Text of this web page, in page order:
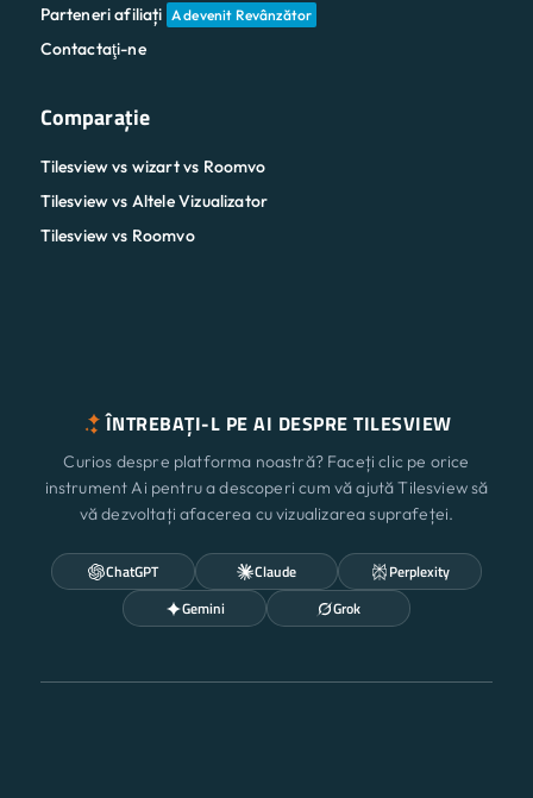
Parteneri afiliați A devenit Revânzător
Contactaţi-ne
Comparaţie
Tilesview vs wizart vs Roomvo
Tilesview vs Altele Vizualizator
Tilesview vs Roomvo
ÎNTREBAȚI-L PE AI DESPRE TILESVIEW
Curios despre platforma noastră? Faceți clic pe orice
instrument Ai pentru a descoperi cum vă ajută Tilesview să
vă dezvoltați afacerea cu vizualizarea suprafeței.
ChatGPT Claude
Perplexity
Gemini
Grok